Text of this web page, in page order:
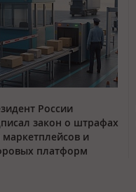
России
закон о штрафах
маркетплейсов и
платформ